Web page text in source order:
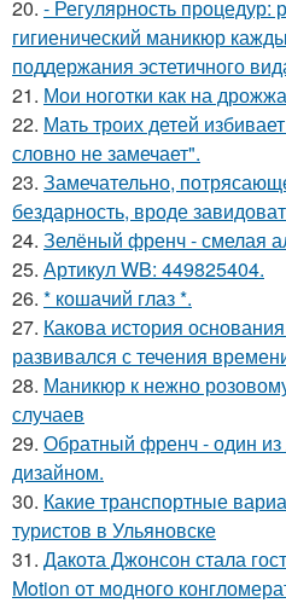
20. - Регулярность процедур:
гигиенический маникюр
поддержания эстетичного
21. Мои ноготки как на
22. Мать троих детей
словно не замечает".
23. Замечательно,
бездарность, вроде
24. Зелёный френч - смелая
25. Артикул WB: 449825404.
26. * кошачий глаз *.
27. Какова история
развивался с течения
28. Маникюр к нежно
случаев
29. Обратный френч - один
дизайном.
30. Какие транспортные
туристов в Ульяновске
31. Дакота Джонсон стала
Motion от модного